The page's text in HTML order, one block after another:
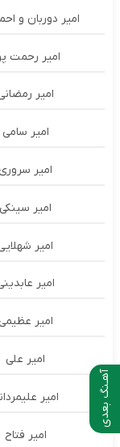
آهـنگ بعدی
امیر دوربان و
امیر رحمت
امیر
امیر سامی
امیر سروری
امیر سینکی
امیر
امیر
امیر عظیمی
امیر علی
امیر
امیر فتاح